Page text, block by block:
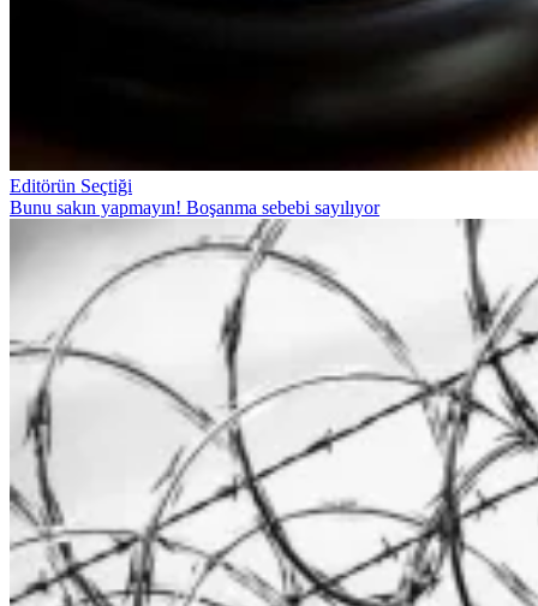
Editörün Seçtiği
Bunu sakın yapmayın! Boşanma sebebi sayılıyor